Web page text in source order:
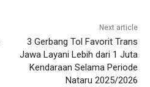
Next article
3 Gerbang Tol Favorit Trans
Jawa Layani Lebih dari 1 Juta
Kendaraan Selama Periode
Nataru 2025/2026